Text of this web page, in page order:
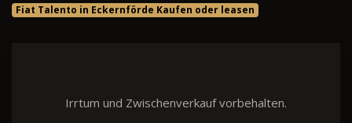
Fiat Talento in Eckernförde Kaufen oder leasen
Irrtum und Zwischenverkauf vorbehalten.